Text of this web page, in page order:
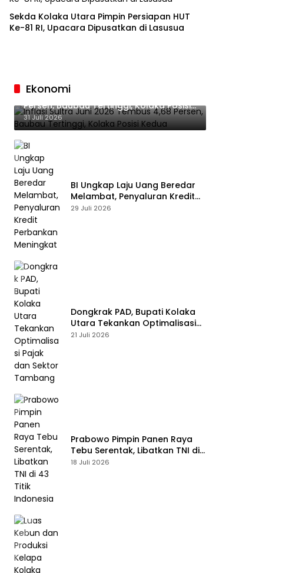
Sekda Kolaka Utara Pimpin Persiapan HUT
Ke-81 RI, Upacara Dipusatkan di Lasusua
Ekonomi
Inflasi Sultra Juni 2026 Tembus 4,68
Persen, Baubau Tertinggi, Kolaka Posisi
Kedua
31 Juli 2026
BI Ungkap Laju Uang Beredar
Melambat, Penyaluran Kredit
Perbankan Meningkat
29 Juli 2026
Dongkrak PAD, Bupati Kolaka
Utara Tekankan Optimalisasi
Pajak dan Sektor Tambang
21 Juli 2026
Prabowo Pimpin Panen Raya
Tebu Serentak, Libatkan TNI di
43 Titik Indonesia
18 Juli 2026